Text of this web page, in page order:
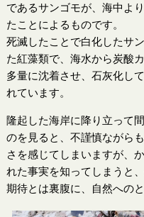
であるサンゴモが、海中よ
たことによるものです。
死滅したことで白化したサ
た紅藻類で、海水から炭酸
多量に沈着させ、石灰化し
れています。
隆起した海岸に降り立って
のを見ると、不謹慎ながら
さを感じてしまいますが、
れた事実を知ってしまうと
期待とは裏腹に、自然への